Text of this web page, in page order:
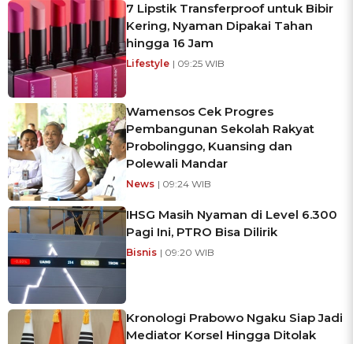
7 Lipstik Transferproof untuk Bibir
Kering, Nyaman Dipakai Tahan
hingga 16 Jam
Lifestyle | 09:25 WIB
Wamensos Cek Progres
Pembangunan Sekolah Rakyat
Probolinggo, Kuansing dan
Polewali Mandar
News | 09:24 WIB
IHSG Masih Nyaman di Level 6.300
Pagi Ini, PTRO Bisa Dilirik
Bisnis | 09:20 WIB
Kronologi Prabowo Ngaku Siap Jadi
Mediator Korsel Hingga Ditolak